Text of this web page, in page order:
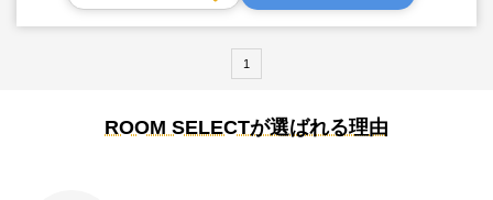
1
ROOM SELECTが選ばれる理由